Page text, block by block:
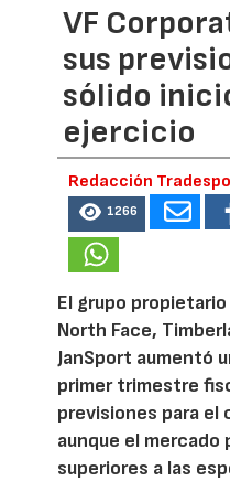
VF
sus
sólido
ejercicio
Redacción
1266
El grupo
North Face,
JanSport aumentó
primer trimestre
previsiones para
aunque el mercado
superiores a las